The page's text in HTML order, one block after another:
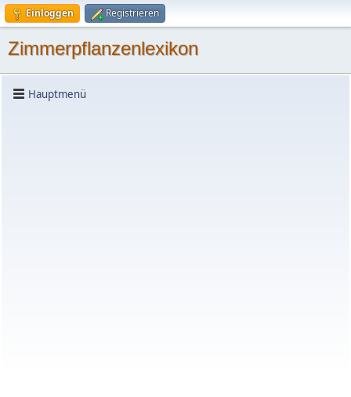
Einloggen Registrieren
Zimmerpflanzenlexikon
Hauptmenü